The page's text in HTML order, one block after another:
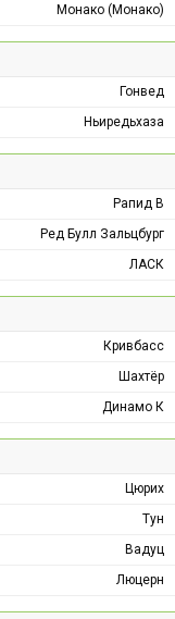
Монако (Монако)
Гонвед
Ньиредьхаза
Рапид В
Ред Булл Зальцбург
ЛАСК
Кривбасс
Шахтёр
Динамо К
Цюрих
Тун
Вадуц
Люцерн